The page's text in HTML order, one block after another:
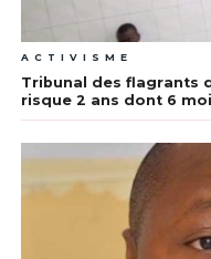
ACTIVISME
Tribunal des flagrants
risque 2 ans dont 6